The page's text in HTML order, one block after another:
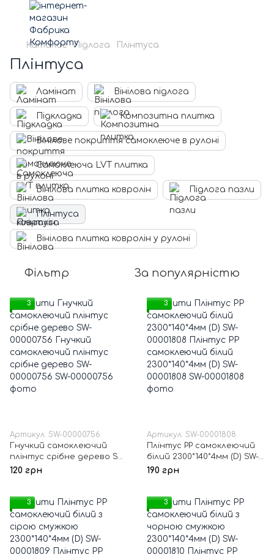
Каталог Підлога Плінтуса
Плінтуса
Ламінат Вінілова підлога
Підкладка Композитна плитка
Вінілове покриття самоклеюче в рулоні
Самоклеюча LVT плитка
Вінілова плитка ковролін Підлога пазли
Плінтуса
Вінілова плитка ковролін у рулоні
Фільтр За популярністю
3
Артикул: SW-00000756
Гнучкий самоклеючий
плінтус срібне дерево SW-
00000756
120 грн
3
Артикул: SW-00001808
Плінтус РР самоклеючий
білий 2300*140*4мм (D) SW-
00001808
190 грн
3 3